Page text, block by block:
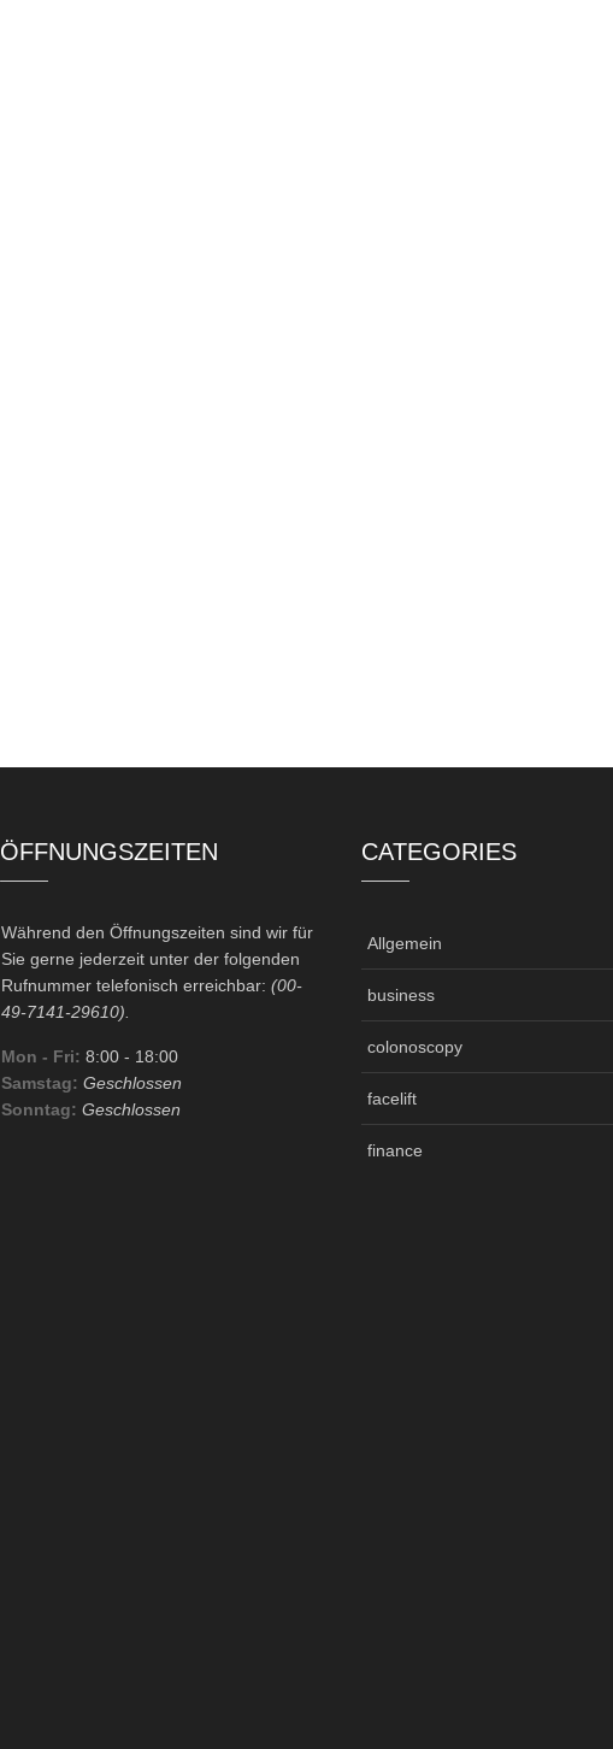
ÖFFNUNGSZEITEN
Während den Öffnungszeiten sind wir für
Sie gerne jederzeit unter der folgenden
Rufnummer telefonisch erreichbar: (00-
49-7141-29610).
Mon - Fri: 8:00 - 18:00
Samstag: Geschlossen
Sonntag: Geschlossen
CATEGORIES
Allgemein
business
colonoscopy
facelift
finance